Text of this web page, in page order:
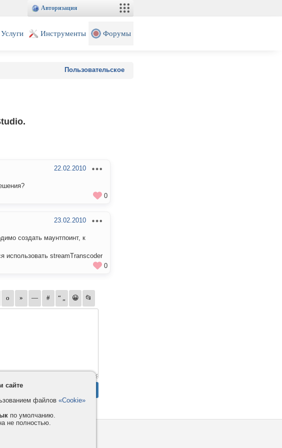
Авторизация
Услуги Инструменты Форумы
Пользовательское
22.02.2010
0
23.02.2010
создать маунтпоинт, к
использовать streamTranscoder
0
сайте
файлов «Cookie»
по умолчанию.
не полностью.